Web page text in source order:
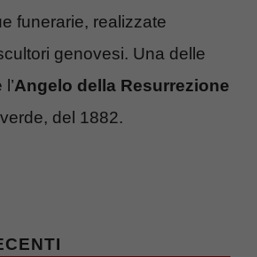
funerarie, realizzate
genovesi. Una delle
Angelo della Resurrezione
del 1882.